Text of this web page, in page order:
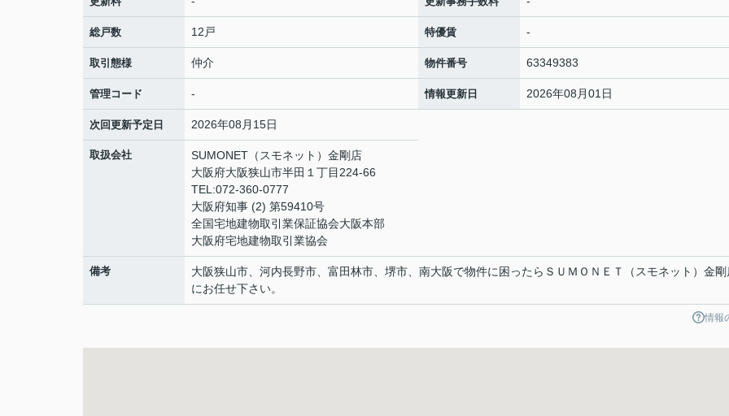
総戸数 12戸 特優賃 -
取引態様 仲介 物件番号 63349383
管理コード - 情報更新日 2026年08月01日
次回更新予定日 2026年08月15日
取扱会社
SUMONET（スモネット）金剛店
大阪府大阪狭山市半田１丁目224-66
TEL:072-360-0777
大阪府知事 (2) 第59410号
全国宅地建物取引業保証協会大阪本部
大阪府宅地建物取引業協会
備考
大阪狭山市、河内長野市、富田林市、堺市、南大阪で物件に困ったらＳＵＭＯＮＥＴ（スモネット）金剛
にお任せ下さい。
情報